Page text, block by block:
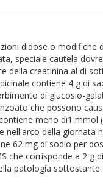
didose o modifiche
speciale cautela
della creatinina al di
contiene 4 g di
di glucosio-
che possono
meno di1 mmol
della giornata
62 mg di sodio per
che corrisponde a 2 g
patologia